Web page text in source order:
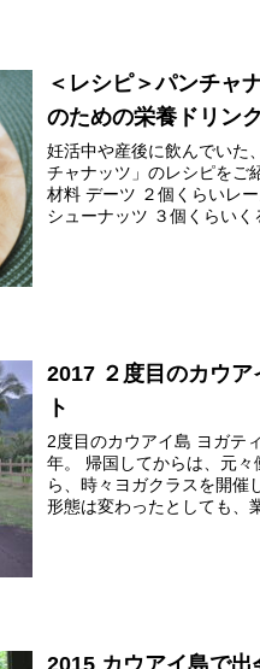
＜レシピ＞パンチャ
のための栄養ドリン
妊活中や産後に飲んでいた
チャナッツ」のレシピをご
材料 デーツ ２個くらいレ
シューナッツ ３個くらいく
2017 ２度目のカウ
ト
2度目のカウアイ島 ヨガテ
年。 帰国してからは、元
ら、時々ヨガクラスを開
形態は変わったとしても、
2015 カウアイ島で